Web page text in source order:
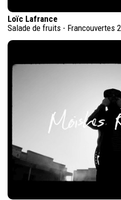
Loïc Lafrance
Salade de fruits - Francouvertes